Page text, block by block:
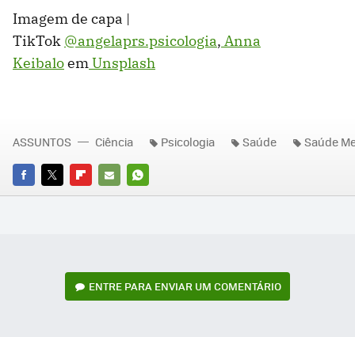
Imagem de capa |
TikTok @angelaprs.psicologia, Anna
KeibaloemUnsplash
FACEBOOK
TWITTERFLIPBOARD
E-
WHATSAPP
ASSUNTOS Ciência Psicologia Saúde Saúde
ENTRE PARA ENVIAR UM COMENTÁRIO